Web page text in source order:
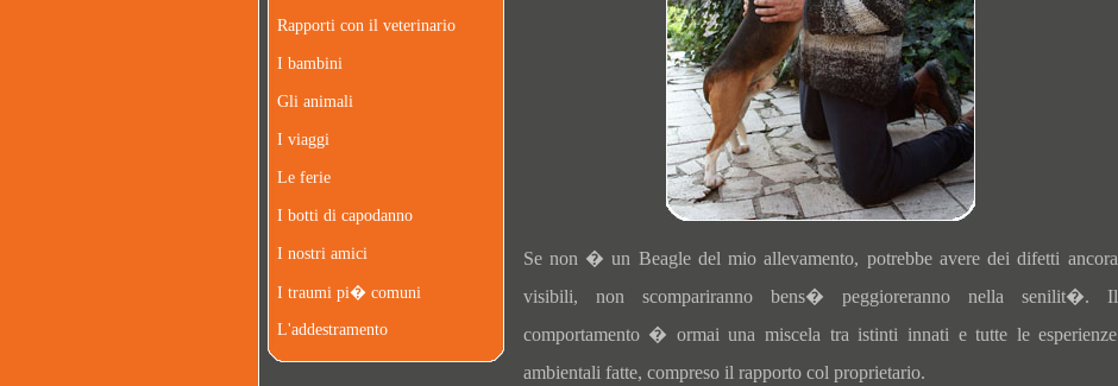
Rapporti con il veterinario
I bambini
Gli animali
I viaggi
Le ferie
I botti di capodanno
I nostri amici
I traumi pi� comuni
L'addestramento
Se non � un Beagle del mio allevamento, potrebbe avere dei difetti ancora
visibili, non scompariranno bens� peggioreranno nella senilit�. Il
comportamento � ormai una miscela tra istinti innati e tutte le esperienze
ambientali fatte, compreso il rapporto col proprietario.